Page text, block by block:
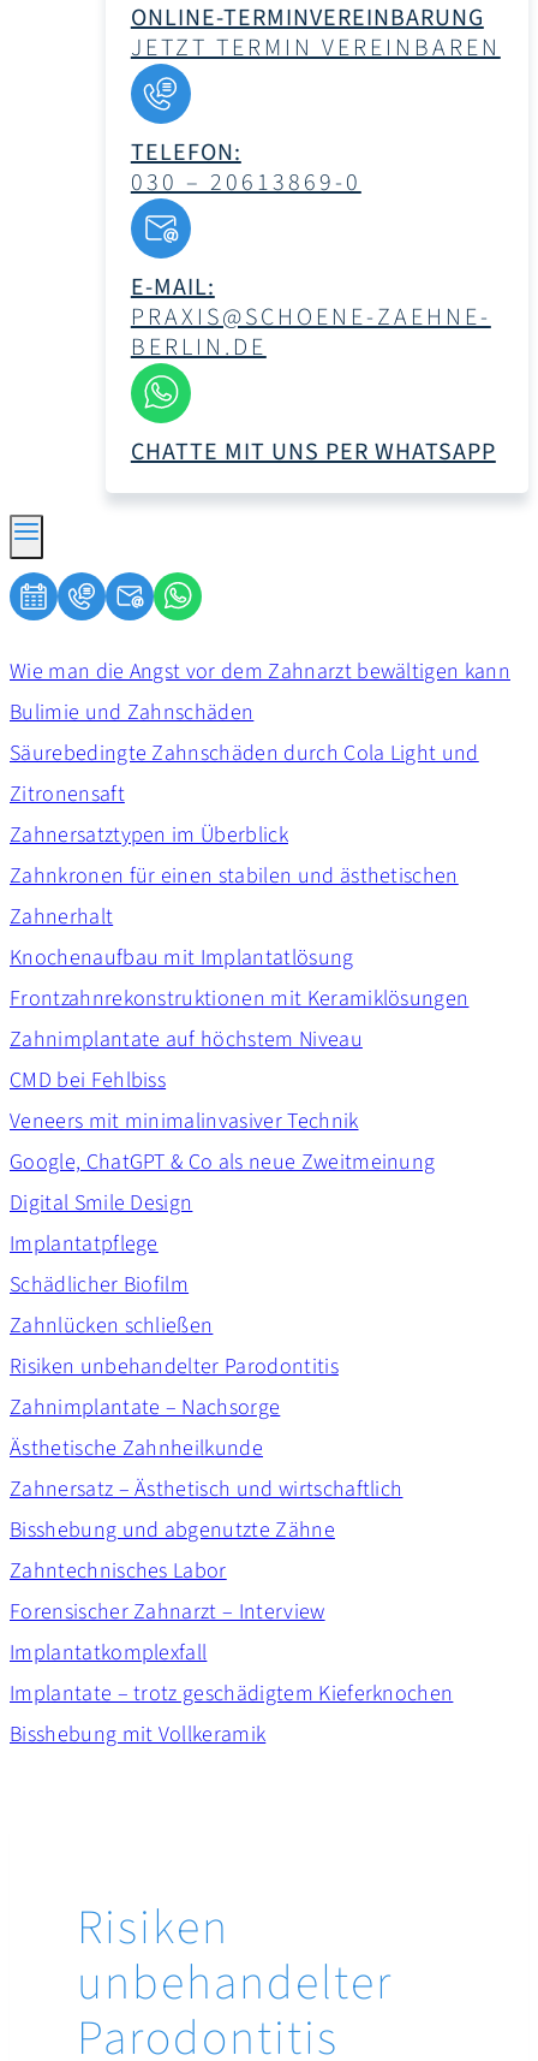
ONLINE-TERMINVEREINBARUNG
JETZT TERMIN VEREINBAREN
TELEFON:
030 – 20613869-0
E-MAIL:
PRAXIS@SCHOENE-ZAEHNE-
BERLIN.DE
CHATTE MIT UNS PER WHATSAPP
Wie man die Angst vor dem Zahnarzt bewältigen kann
Bulimie und Zahnschäden
Säurebedingte Zahnschäden durch Cola Light und
Zitronensaft
Zahnersatztypen im Überblick
Zahnkronen für einen stabilen und ästhetischen
Zahnerhalt
Knochenaufbau mit Implantatlösung
Frontzahnrekonstruktionen mit Keramiklösungen
Zahnimplantate auf höchstem Niveau
CMD bei Fehlbiss
Veneers mit minimalinvasiver Technik
Google, ChatGPT & Co als neue Zweitmeinung
Digital Smile Design
Implantatpflege
Schädlicher Biofilm
Zahnlücken schließen
Risiken unbehandelter Parodontitis
Zahnimplantate – Nachsorge
Ästhetische Zahnheilkunde
Zahnersatz – Ästhetisch und wirtschaftlich
Bisshebung und abgenutzte Zähne
Zahntechnisches Labor
Forensischer Zahnarzt – Interview
Implantatkomplexfall
Implantate – trotz geschädigtem Kieferknochen
Bisshebung mit Vollkeramik
Risiken
unbehandelter
Parodontitis